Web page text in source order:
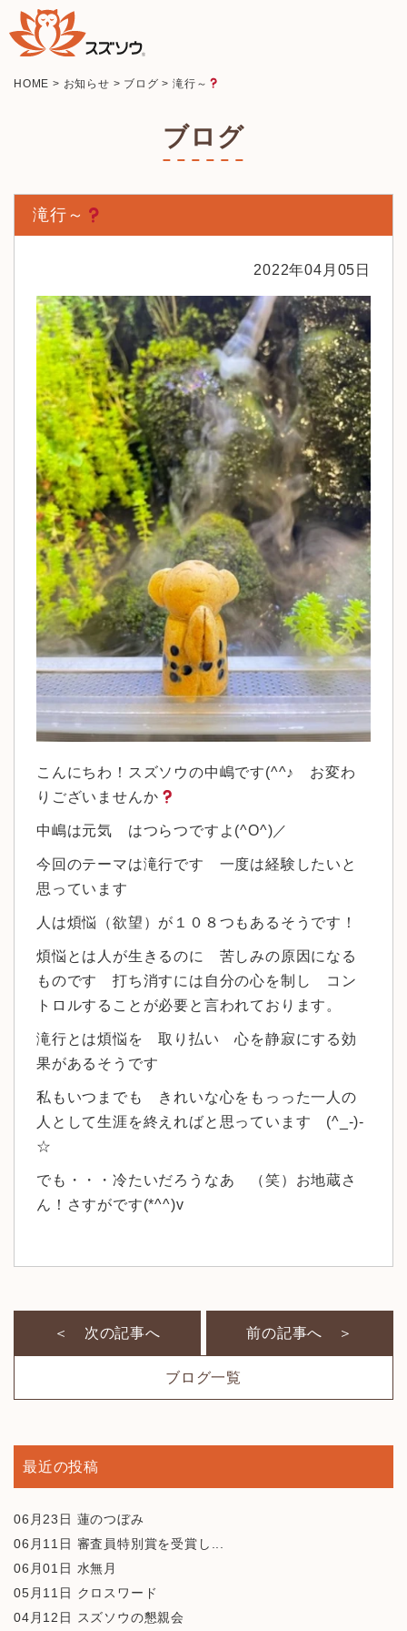
HOME > お知らせ > ブログ >滝行～
ブログ
滝行～
2022年04月05日
こんにちわ！スズソウの中嶋です(^^♪ お変わ
りございませんか
中嶋は元気 はつらつですよ(^O^)／
今回のテーマは滝行です 一度は経験したいと
思っています
人は煩悩（欲望）が１０８つもあるそうです！
煩悩とは人が生きるのに 苦しみの原因になる
ものです 打ち消すには自分の心を制し コン
トロルすることが必要と言われております。
滝行とは煩悩を 取り払い 心を静寂にする効
果があるそうです
私もいつまでも きれいな心をもっった一人の
人として生涯を終えればと思っています (^_-)-
☆
でも・・・冷たいだろうなあ （笑）お地蔵さ
ん！さすがです(*^^)v
＜ 次の記事へ
ブログ一覧
前の記事へ ＞
最近の投稿
06月23日 蓮のつぼみ
06月11日 審査員特別賞を受賞し...
06月01日 水無月
05月11日 クロスワード
04月12日 スズソウの懇親会